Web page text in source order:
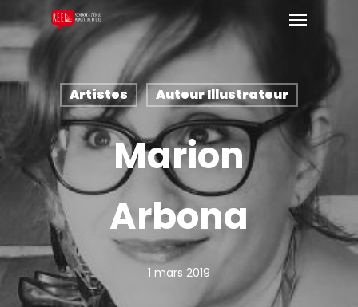
Artistes Auteur Illustrateur
Marion
Arbona
1 mars 2019